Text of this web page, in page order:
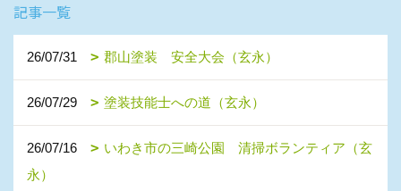
記事一覧
26/07/31 郡山塗装 安全大会（玄永）
26/07/29 塗装技能士への道（玄永）
26/07/16
いわき市の三崎公園 清掃ボランティア（玄
永）